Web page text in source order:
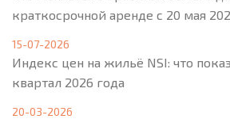
краткосрочной аренде с 20 мая
15-07-2026
Индекс цен на жильё NSI: что
квартал 2026 года
20-03-2026